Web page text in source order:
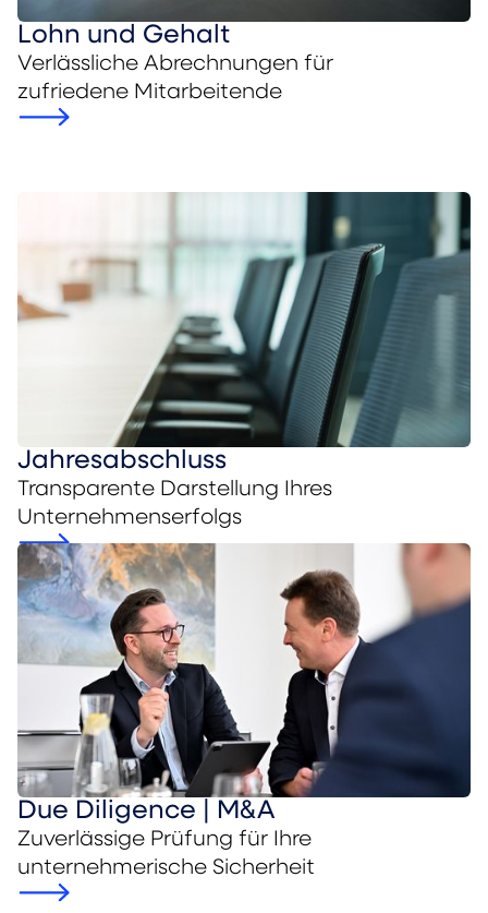
Lohn und Gehalt
Verlässliche Abrechnungen für
zufriedene Mitarbeitende
Jahresabschluss
Transparente Darstellung Ihres
Unternehmenserfolgs
Due Diligence | M&A
Zuverlässige Prüfung für Ihre
unternehmerische Sicherheit